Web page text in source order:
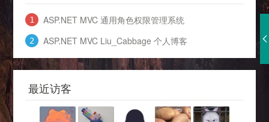

ASP.NET MVC 通用角色权限管理系统
ASP.NET MVC Liu_Cabbage 个人博客
最近访客